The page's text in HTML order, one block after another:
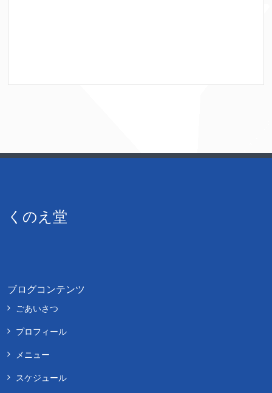
くのえ堂
ブログコンテンツ
ごあいさつ
プロフィール
メニュー
スケジュール